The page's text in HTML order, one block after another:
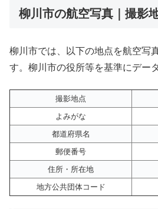
柳川市の航空写真｜撮影
柳川市では、以下の地点を航空写
す。柳川市の役所等を基準にデー
撮影地点
よみがな
都道府県名
郵便番号
住所・所在地
地方公共団体コード